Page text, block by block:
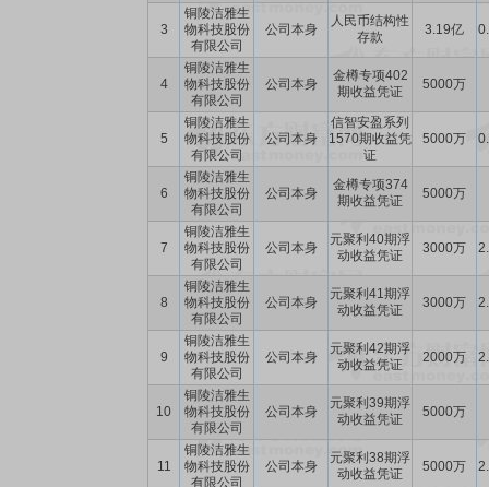
3
铜陵洁雅生
物科技股份
有限公司
公司本身
人民币结构性
存款
3.19亿
4
铜陵洁雅生
物科技股份
有限公司
公司本身
金樽专项402
期收益凭证
5000万
5
铜陵洁雅生
物科技股份
有限公司
公司本身
信智安盈系列
1570期收益凭
证
5000万
6
铜陵洁雅生
物科技股份
有限公司
公司本身
金樽专项374
期收益凭证
5000万
7
铜陵洁雅生
物科技股份
有限公司
公司本身
元聚利40期浮
动收益凭证
3000万
8
铜陵洁雅生
物科技股份
有限公司
公司本身
元聚利41期浮
动收益凭证
3000万
9
铜陵洁雅生
物科技股份
有限公司
公司本身
元聚利42期浮
动收益凭证
2000万
10
铜陵洁雅生
物科技股份
有限公司
公司本身
元聚利39期浮
动收益凭证
5000万
11
铜陵洁雅生
物科技股份
有限公司
公司本身
元聚利38期浮
动收益凭证
5000万